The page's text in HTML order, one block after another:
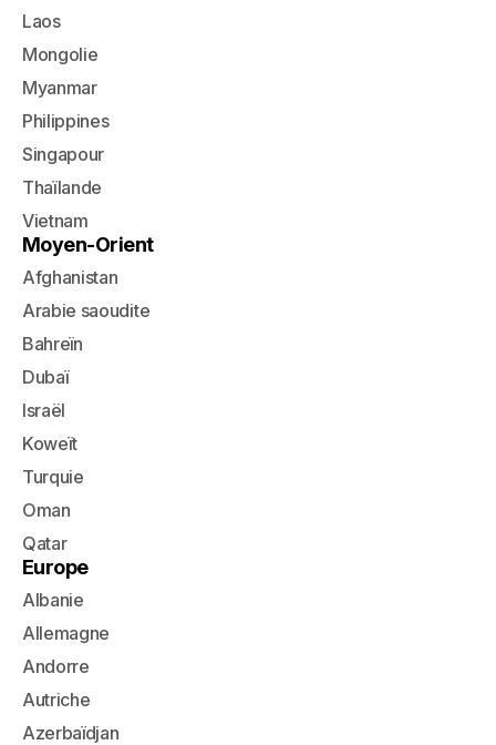
Laos
Mongolie
Myanmar
Philippines
Singapour
Thaïlande
Vietnam
Moyen-Orient
Afghanistan
Arabie saoudite
Bahreïn
Dubaï
Israël
Koweït
Turquie
Oman
Qatar
Europe
Albanie
Allemagne
Andorre
Autriche
Azerbaïdjan